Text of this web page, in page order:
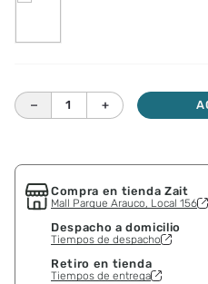
＋
－
Compra en tienda Zait
Mall Parque Arauco, Local 156
Despacho a domicilio
Tiempos de despacho
Retiro en tienda
Tiempos de entrega